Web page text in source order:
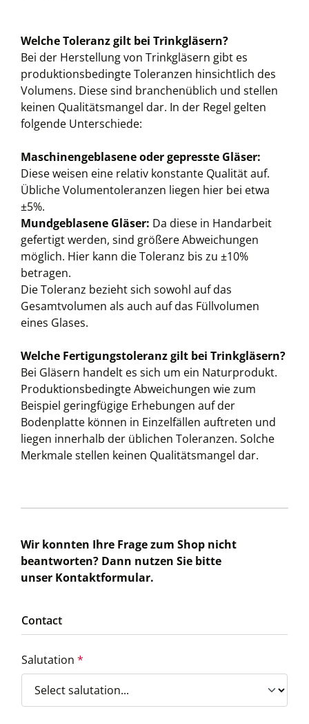
Welche Toleranz gilt bei Trinkgläsern?
Bei der Herstellung von Trinkgläsern gibt es
produktionsbedingte Toleranzen hinsichtlich des
Volumens. Diese sind branchenüblich und stellen
keinen Qualitätsmangel dar. In der Regel gelten
folgende Unterschiede:
Maschinengeblasene oder gepresste Gläser:
Diese weisen eine relativ konstante Qualität auf.
Übliche Volumentoleranzen liegen hier bei etwa
±5%.
Mundgeblasene Gläser: Da diese in Handarbeit
gefertigt werden, sind größere Abweichungen
möglich. Hier kann die Toleranz bis zu ±10%
betragen.
Die Toleranz bezieht sich sowohl auf das
Gesamtvolumen als auch auf das Füllvolumen
eines Glases.
Welche Fertigungstoleranz gilt bei Trinkgläsern?
Bei Gläsern handelt es sich um ein Naturprodukt.
Produktionsbedingte Abweichungen wie zum
Beispiel geringfügige Erhebungen auf der
Bodenplatte können in Einzelfällen auftreten und
liegen innerhalb der üblichen Toleranzen. Solche
Merkmale stellen keinen Qualitätsmangel dar.
Wir konnten Ihre Frage zum Shop nicht
beantworten? Dann nutzen Sie bitte
unser Kontaktformular.
Contact
Salutation *